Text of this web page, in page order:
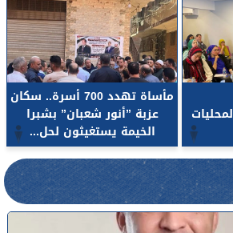
مأساة تهدد 700 أسرة.. سكان
عزبة ”أنور شعبان” بشبرا
الخيمة يستغيثون لحل...